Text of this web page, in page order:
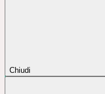
Chiudi